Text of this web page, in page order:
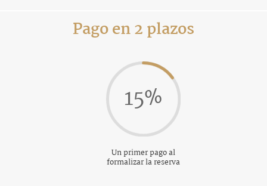
Pago en 2 plazos
15%
Un primer pago al
formalizar la reserva